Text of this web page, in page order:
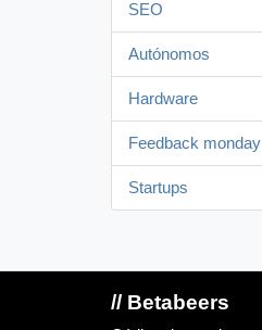
SEO
Autónomos
Hardware
Feedback monday
Startups
// Betabeers